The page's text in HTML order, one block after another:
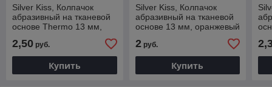
Silver Kiss, Колпачок
абразивный на тканевой
основе Thermo 13 мм,
2,50 руб.
Купить
Silver Kiss, Колпачок
абразивный на тканевой
основе 13 мм, оранжевый
2руб.
Купить